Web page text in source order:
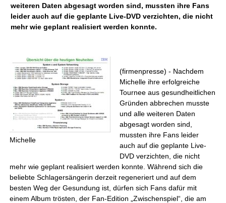
weiteren Daten abgesagt worden sind, mussten ihre Fans
leider auch auf die geplante Live-DVD verzichten, die nicht
mehr wie geplant realisiert werden konnte.
Michelle
(firmenpresse) - Nachdem
Michelle ihre erfolgreiche
Tournee aus gesundheitlichen
Gründen abbrechen musste
und alle weiteren Daten
abgesagt worden sind,
mussten ihre Fans leider
auch auf die geplante Live-
DVD verzichten, die nicht
mehr wie geplant realisiert werden konnte. Während sich die
beliebte Schlagersängerin derzeit regeneriert und auf dem
besten Weg der Gesundung ist, dürfen sich Fans dafür mit
einem Album trösten, der Fan-Edition „Zwischenspiel“, die am